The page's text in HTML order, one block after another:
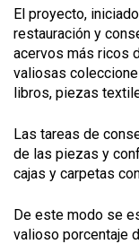
El proyecto,
restauración y
acervos más ricos
valiosas
libros, piezas
Las tareas de
de las piezas y
cajas y carpetas
De este modo se
valioso porcentaje